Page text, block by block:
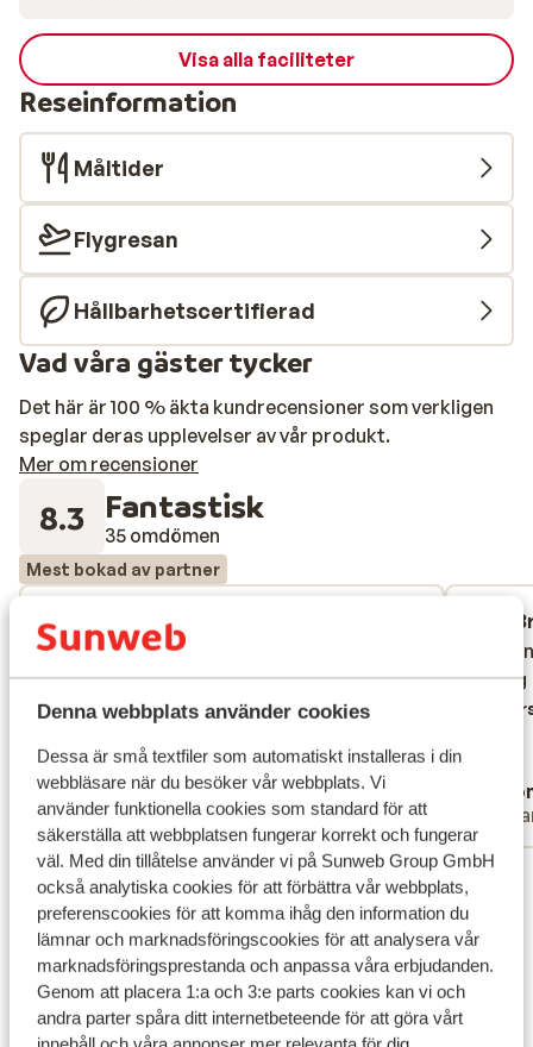
Denna webbplats använder cookies
Dessa är små textfiler som automatiskt installeras i din
webbläsare när du besöker vår webbplats. Vi
använder funktionella cookies som standard för att
säkerställa att webbplatsen fungerar korrekt och fungerar
väl. Med din tillåtelse använder vi på Sunweb Group GmbH
också analytiska cookies för att förbättra vår webbplats,
preferenscookies för att komma ihåg den information du
lämnar och marknadsföringscookies för att analysera vår
marknadsföringsprestanda och anpassa våra erbjudanden.
Genom att placera 1:a och 3:e parts cookies kan vi och
andra parter spåra ditt internetbeteende för att göra vårt
Visa alla faciliteter
Reseinformation
Måltider
Flygresan
Hållbarhetscertifierad
Vad våra gäster tycker
Det här är 100 % äkta kundrecensioner som verkligen
speglar deras upplevelser av vår produkt.
Mer om recensioner
8.3 Fantastisk
35 omdömen
Mest bokad av partner
9.1 Fantastisk
Geweldig Hotel central gelegen. Personeel
zeer behulpzaam en vriendelijk! Ontbijt
heel goed. De kamer ruim en licht. Wil zeker
Geweldig Hotel central gelegen. Personeel
zeer behulpzaam en vriendelijk! Ontbijt
heel goed. De kamer ruim en licht. Wil zeker
Översätt till svenska
Christina
Vänner
ligging
ligging
Visa alla 35 omdömen
Läge